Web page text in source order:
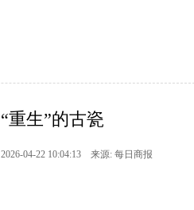
“重生”的古瓷
2026-04-22 10:04:13 来源: 每日商报